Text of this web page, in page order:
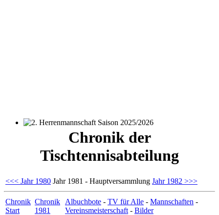
2. Herrenmannschaft Saison 2025/2026
Chronik der
Tischtennisabteilung
<<< Jahr 1980 Jahr 1981 - Hauptversammlung Jahr 1982 >>>
Chronik
Start
Chronik
1981
Albuchbote - TV für Alle - Mannschaften -
Vereinsmeisterschaft - Bilder